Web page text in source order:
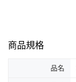
商品規格
品名